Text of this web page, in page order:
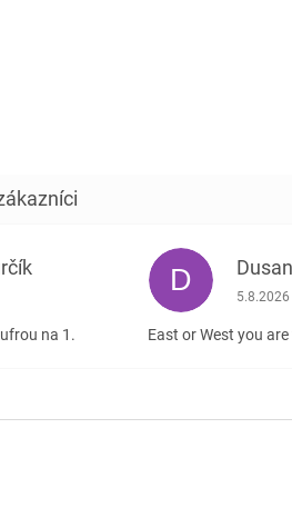
je 5 z 5 hviezdičiek.
na 1.
D Dusan
5.8.2026
East or West you